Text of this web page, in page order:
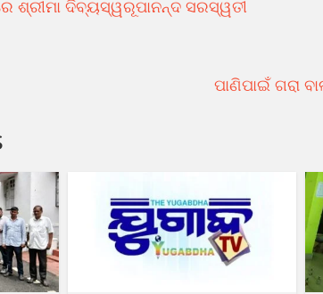
ଶ୍ରୀମା ଦିବ୍ୟସ୍ୱରୂପାନନ୍ଦ ସରସ୍ୱତୀ
ପାଣିପାଇଁ ଗରା